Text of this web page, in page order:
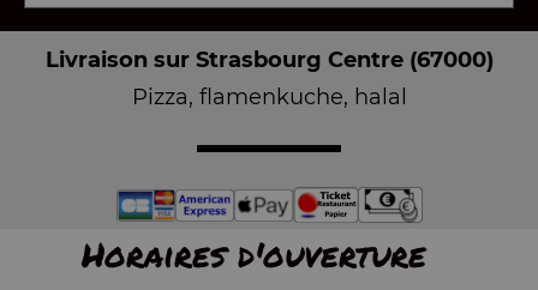
Livraison sur Strasbourg Centre (67000)
Pizza, flamenkuche, halal
Horaires d'ouverture